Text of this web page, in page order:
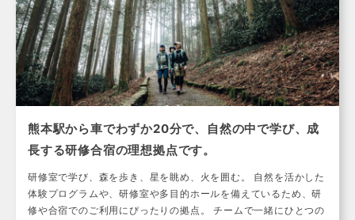
熊本駅から車でわずか20分で、自然の中で学び、成
長する研修合宿の理想拠点です。
研修室で学び、森を歩き、星を眺め、火を囲む。 自然を活かした
体験プログラムや、研修室や多目的ホールを備えているため、研
修や合宿でのご利用にぴったりの拠点。 チームで一緒にひとつの